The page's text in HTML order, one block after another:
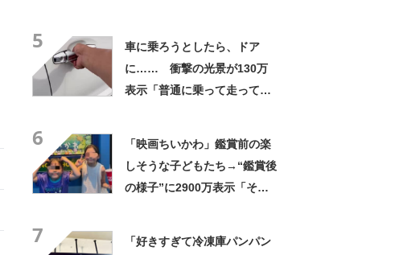
5
車に乗ろうとしたら、ドア
に…… 衝撃の光景が130万
表示「普通に乗って走ってた
6
「映画ちいかわ」鑑賞前の楽
しそうな子どもたち→“鑑賞後
の様子”に2900万表示「そう
7
「好きすぎて冷凍庫パンパン